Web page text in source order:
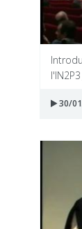
30/